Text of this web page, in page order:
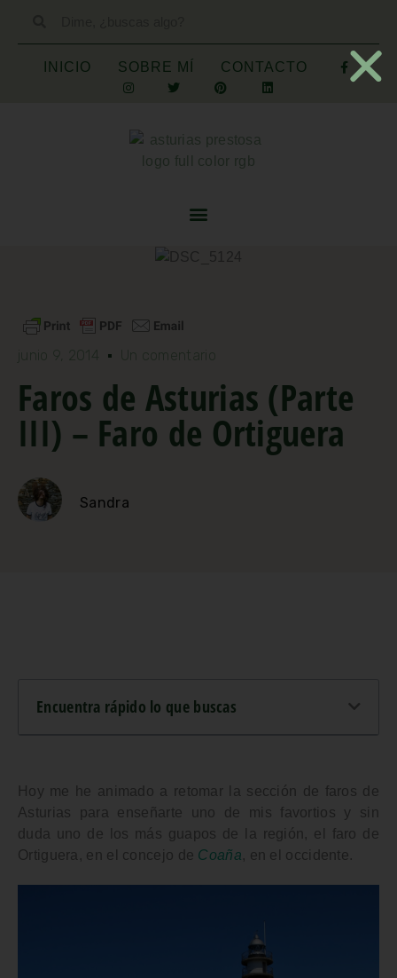
INICIO SOBRE MÍ CONTACTO
Faros de Asturias (Parte
III) – Faro de Ortiguera
Sandra
Encuentra rápido lo que buscas
Hoy me he animado a retomar la sección de
faros de
Asturias para enseñarte uno de mis favortios y sin
duda uno de los más guapos de la región, el
faro de
Ortiguera , en el concejo de Coaña, en el occidente.